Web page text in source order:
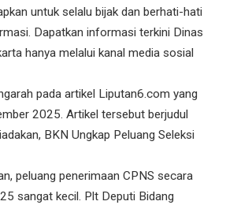
untuk selalu bijak dan berhati-hati
Dapatkan informasi terkini Dinas
hanya melalui kanal media sosial
pada artikel Liputan6.com yang
2025. Artikel tersebut berjudul
BKN Ungkap Peluang Seleksi
peluang penerimaan CPNS secara
sangat kecil. Plt Deputi Bidang